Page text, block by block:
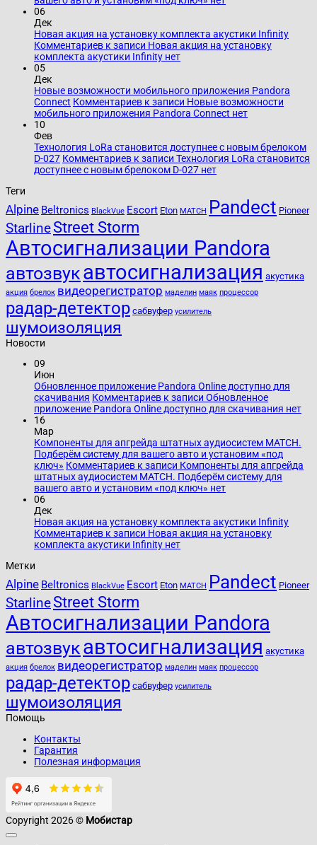
06
Дек
Новая акция на установку комплекта акустики Infinity
Комментариев к записи Новая акция на установку
комплекта акустики Infinity нет
05
Дек
Новые возможности мобильного приложения Pandora
Connect Комментариев к записи Новые возможности
мобильного приложения Pandora Connect нет
10
Фев
Технология LoRa становится доступнее с новым брелоком
D-027 Комментариев к записи Технология LoRa становится
доступнее с новым брелоком D-027 нет
Теги
Alpine Beltronics BlackVue Escort Eton MATCH Pandect Pioneer
StarlineStreet Storm
Автосигнализации Pandora
автозвукавтосигнализация акустика
акция брелок видеорегистратор маделин маяк процессор
радар-детектор сабвуфер усилитель
шумоизоляция
Новости
09
Июн
Обновленное приложение Pandora Online доступно для
скачивания Комментариев к записи Обновленное
приложение Pandora Online доступно для скачивания нет
16
Мар
Компоненты для апгрейда штатных аудиосистем MATCH.
Подберём систему для вашего авто и установим «под
ключ» Комментариев к записи Компоненты для апгрейда
штатных аудиосистем MATCH. Подберём систему для
вашего авто и установим «под ключ» нет
06
Дек
Новая акция на установку комплекта акустики Infinity
Комментариев к записи Новая акция на установку
комплекта акустики Infinity нет
Метки
Alpine Beltronics BlackVue Escort Eton MATCH Pandect Pioneer
StarlineStreet Storm
Автосигнализации Pandora
автозвукавтосигнализация акустика
акция брелок видеорегистратор маделин маяк процессор
радар-детектор сабвуфер усилитель
шумоизоляция
Помощь
Контакты
Гарантия
Полезная информация
Copyright 2026 © Мобистар